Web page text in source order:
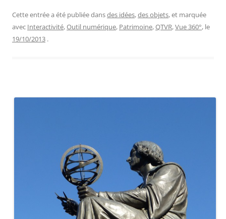
Cette entrée a été publiée dansdes idées,des objets, et marquée
avec Interactivité,Outil numérique, Patrimoine,QTVR,Vue 360°, le
19/10/2013 .